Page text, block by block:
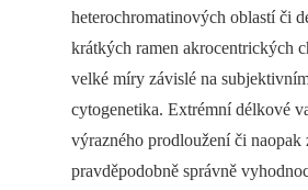
heterochromatinových oblastí či
krátkých ramen akrocentrických
velké míry závislé na
cytogenetika. Extrémní délkové
výrazného prodloužení či naopak
pravděpodobně správně